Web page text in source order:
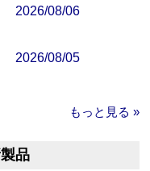
2026/08/06
2026/08/05
もっと見る »
品